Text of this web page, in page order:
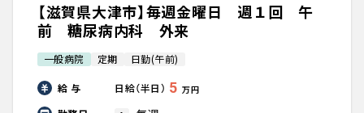
【滋賀県大津市】毎週金曜日 週１回 午
前 糖尿病内科 外来
一般病院 定期 日勤(午前)
給 与 日給（半日） 5 万円